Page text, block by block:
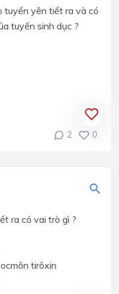
tuyến yên tiết ra và có
tuyến sinh dục ?
2 0
ra có vai trò gì ?
tirôxin